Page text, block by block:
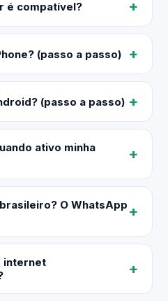
é compatível?
(passo a passo)
(passo a passo)
ativo minha
O WhatsApp
internet